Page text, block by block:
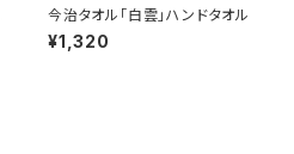
今治タオル「白雲」ハンドタオル
¥1,320